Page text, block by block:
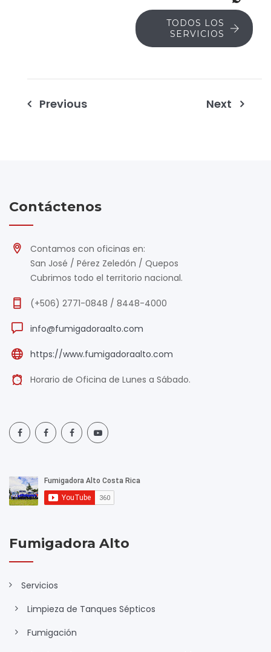
TODOS LOS
SERVICIOS
Navegación
Previous Next
Contáctenos
Contamos con oficinas en:
San José / Pérez Zeledón / Quepos
Cubrimos todo el territorio nacional.
(+506) 2771-0848 / 8448-4000
info@fumigadoraalto.com
https://www.fumigadoraalto.com
Horario de Oficina de Lunes a Sábado.
Fumigadora Alto
Servicios
Limpieza de Tanques Sépticos
Fumigación